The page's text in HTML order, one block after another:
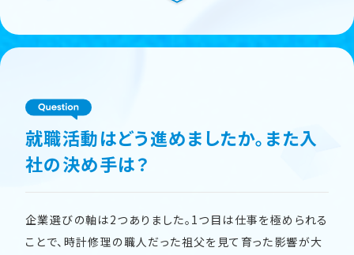
就職活動はどう進めましたか。また入
社の決め手は？
企業選びの軸は2つありました。1つ目は仕事を極められる
ことで、時計修理の職人だった祖父を見て育った影響が大